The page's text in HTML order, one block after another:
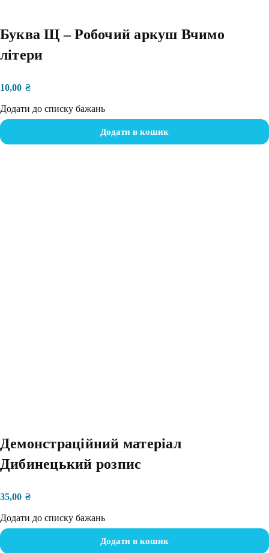
Буква Щ – Робочий аркуш Вчимо
літери
10,00 ₴
Додати до списку бажань
Додати в кошик
Демонстраційний матеріал
Дибинецький розпис
35,00 ₴
Додати до списку бажань
Додати в кошик